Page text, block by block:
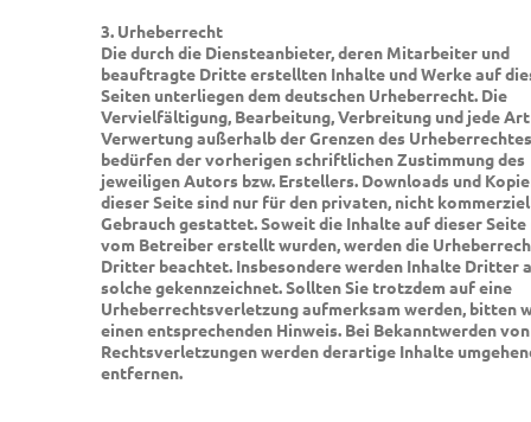
3. Urheberrecht
Die durch die Diensteanbieter, deren Mitarbeiter und
beauftragte Dritte erstellten Inhalte und Werke auf
Seiten unterliegen dem deutschen Urheberrecht. Die
Vervielfältigung, Bearbeitung, Verbreitung und jede
Verwertung außerhalb der Grenzen des Urheberrechtes
bedürfen der vorherigen schriftlichen Zustimmung des
jeweiligen Autors bzw. Erstellers. Downloads und
dieser Seite sind nur für den privaten, nicht
Gebrauch gestattet. Soweit die Inhalte auf dieser Seite
vom Betreiber erstellt wurden, werden die
Dritter beachtet. Insbesondere werden Inhalte Dritter
solche gekennzeichnet. Sollten Sie trotzdem auf eine
Urheberrechtsverletzung aufmerksam werden, bitten
einen entsprechenden Hinweis. Bei Bekanntwerden von
Rechtsverletzungen werden derartige Inhalte
entfernen.